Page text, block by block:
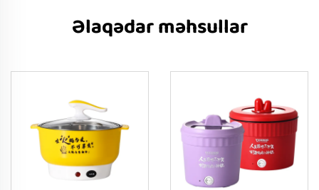
Əlaqədar məhsullar